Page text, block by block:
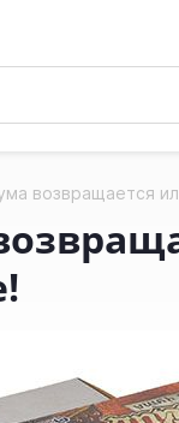
возвращается